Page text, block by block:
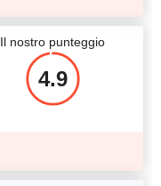
Il nostro punteggio
4.9